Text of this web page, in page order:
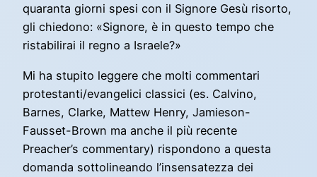
quaranta giorni spesi con il Signore Gesù risorto,
gli chiedono: «Signore, è in questo tempo che
ristabilirai il regno a Israele?»
Mi ha stupito leggere che molti commentari
protestanti/evangelici classici (es. Calvino,
Barnes, Clarke, Mattew Henry, Jamieson-
Fausset-Brown ma anche il più recente
Preacher’s commentary) rispondono a questa
domanda sottolineando l’insensatezza dei